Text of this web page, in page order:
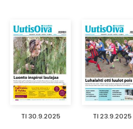
TI 30.9.2025 TI 23.9.2025